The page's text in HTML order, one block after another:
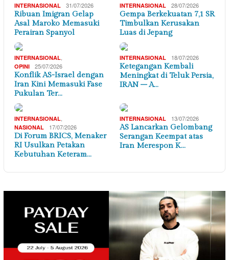
INTERNASIONAL 31/07/2026
Ribuan Imigran Gelap
Asal Maroko Memasuki
Perairan Spanyol
INTERNASIONAL 28/07/2026
Gempa Berkekuatan 7,1 SR
Timbulkan Kerusakan
Luas di Jepang
INTERNASIONAL
OPINI 25/07/2026
Konflik AS-Israel dengan
Iran Kini Memasuki Fase
Pukulan Ter…
INTERNASIONAL 18/07/2026
Ketegangan Kembali
Meningkat di Teluk Persia,
IRAN – A…
INTERNASIONAL
NASIONAL 17/07/2026
Di Forum BRICS, Menaker
RI Usulkan Petakan
Kebutuhan Keteram…
INTERNASIONAL 13/07/2026
AS Lancarkan Gelombang
Serangan Keempat atas
Iran Merespon K…